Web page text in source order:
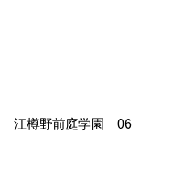
前庭学園 06